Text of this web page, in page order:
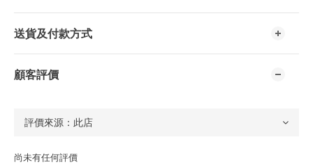
送貨及付款方式
顧客評價
尚未有任何評價